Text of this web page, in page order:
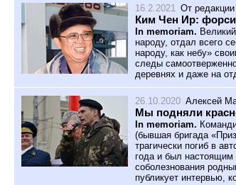
16.2.2021 От редакции
Ким Чен Ир:
In memoriam.
народу, отдал всего
народу, как небу»
следы
деревнях и даже на
26.10.2020 Алексей
Мы подняли
In memoriam.
(бывшая бригада
трагически погиб в
года и был
соболезнования
публикует интервью,